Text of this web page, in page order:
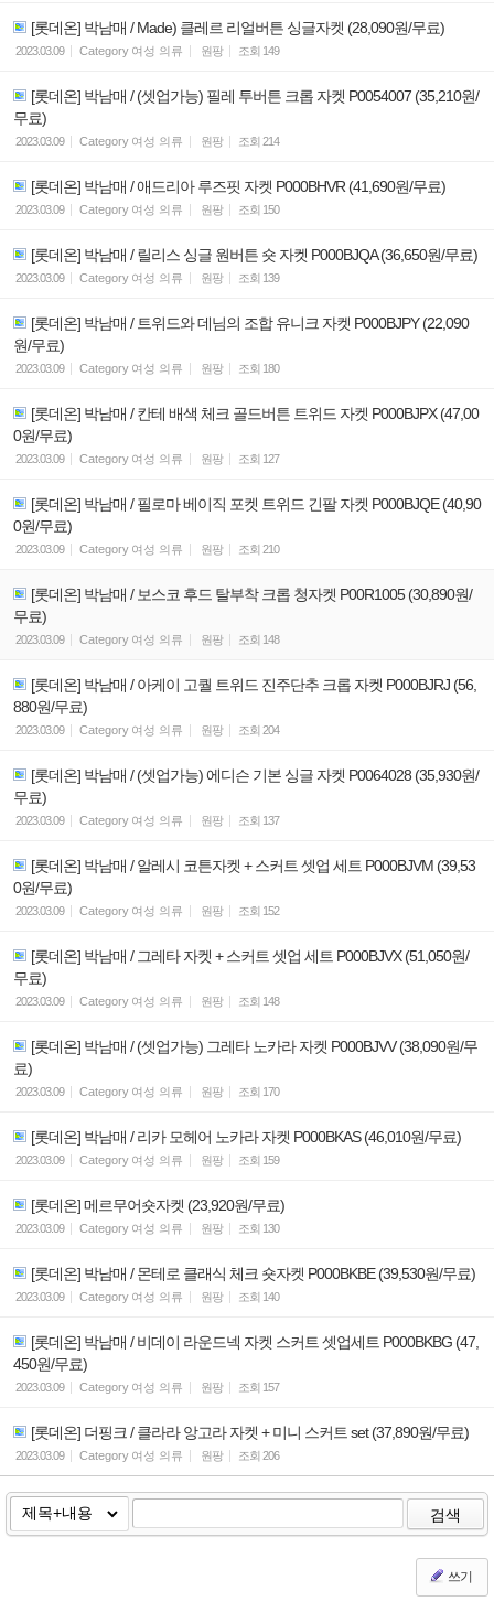
[롯데온] 박남매 / Made) 클레르 리얼버튼 싱글자켓 (28,090원/무료)
2023.03.09 Category 여성 의류 원팡 조회 149
[롯데온] 박남매 / (셋업가능) 필레 투버튼 크롭 자켓 P0054007 (35,210원/
무료)
2023.03.09 Category 여성 의류 원팡 조회 214
[롯데온] 박남매 / 애드리아 루즈핏 자켓 P000BHVR (41,690원/무료)
2023.03.09 Category 여성 의류 원팡 조회 150
[롯데온] 박남매 / 릴리스 싱글 원버튼 숏 자켓 P000BJQA (36,650원/무료)
2023.03.09 Category 여성 의류 원팡 조회 139
[롯데온] 박남매 / 트위드와 데님의 조합 유니크 자켓 P000BJPY (22,090
원/무료)
2023.03.09 Category 여성 의류 원팡 조회 180
[롯데온] 박남매 / 칸테 배색 체크 골드버튼 트위드 자켓 P000BJPX (47,00
0원/무료)
2023.03.09 Category 여성 의류 원팡 조회 127
[롯데온] 박남매 / 필로마 베이직 포켓 트위드 긴팔 자켓 P000BJQE (40,90
0원/무료)
2023.03.09 Category 여성 의류 원팡 조회 210
[롯데온] 박남매 / 보스코 후드 탈부착 크롭 청자켓 P00R1005 (30,890원/
무료)
2023.03.09 Category 여성 의류 원팡 조회 148
[롯데온] 박남매 / 아케이 고퀄 트위드 진주단추 크롭 자켓 P000BJRJ (56,
880원/무료)
2023.03.09 Category 여성 의류 원팡 조회 204
[롯데온] 박남매 / (셋업가능) 에디슨 기본 싱글 자켓 P0064028 (35,930원/
무료)
2023.03.09 Category 여성 의류 원팡 조회 137
[롯데온] 박남매 / 알레시 코튼자켓 + 스커트 셋업 세트 P000BJVM (39,53
0원/무료)
2023.03.09 Category 여성 의류 원팡 조회 152
[롯데온] 박남매 / 그레타 자켓 + 스커트 셋업 세트 P000BJVX (51,050원/
무료)
2023.03.09 Category 여성 의류 원팡 조회 148
[롯데온] 박남매 / (셋업가능) 그레타 노카라 자켓 P000BJVV (38,090원/무
료)
2023.03.09 Category 여성 의류 원팡 조회 170
[롯데온] 박남매 / 리카 모헤어 노카라 자켓 P000BKAS (46,010원/무료)
2023.03.09 Category 여성 의류 원팡 조회 159
[롯데온] 메르무어숏자켓 (23,920원/무료)
2023.03.09 Category 여성 의류 원팡 조회 130
[롯데온] 박남매 / 몬테로 클래식 체크 숏자켓 P000BKBE (39,530원/무료)
2023.03.09 Category 여성 의류 원팡 조회 140
[롯데온] 박남매 / 비데이 라운드넥 자켓 스커트 셋업세트 P000BKBG (47,
450원/무료)
2023.03.09 Category 여성 의류 원팡 조회 157
[롯데온] 더핑크 / 클라라 앙고라 자켓 + 미니 스커트 set (37,890원/무료)
2023.03.09 Category 여성 의류 원팡 조회 206
검색
쓰기